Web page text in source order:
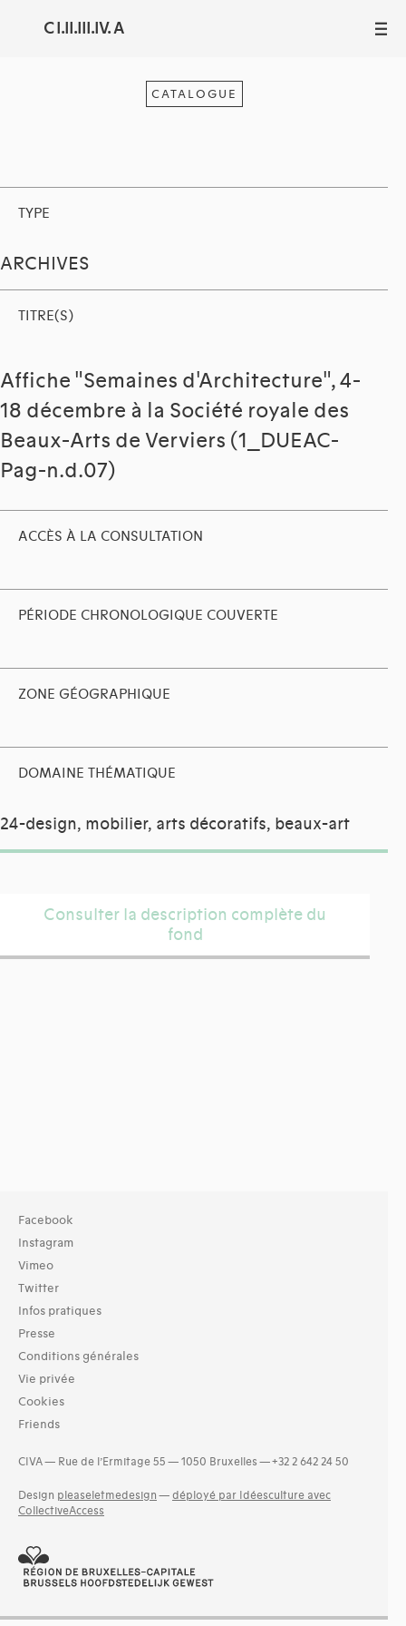
C I.II.III.IV. A III
CATALOGUE
TYPE
ARCHIVES
TITRE(S)
Affiche "Semaines d'Architecture", 4-
18 décembre à la Société royale des
Beaux-Arts de Verviers (1_DUEAC-
Pag-n.d.07)
ACCÈS À LA CONSULTATION
PÉRIODE CHRONOLOGIQUE COUVERTE
ZONE GÉOGRAPHIQUE
DOMAINE THÉMATIQUE
24-design, mobilier, arts décoratifs, beaux-art
Consulter la description complète du
fond
Facebook
Instagram
Vimeo
Twitter
Infos pratiques
Presse
Conditions générales
Vie privée
Cookies
Friends
CIVA — Rue de l’Ermitage 55 — 1050 Bruxelles — +32 2 642 24 50
Design pleaseletmedesign — déployé par Idéesculture avec
CollectiveAccess